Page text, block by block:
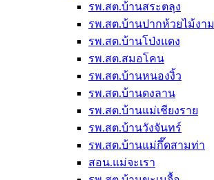
รพ.สต.บ้านสระตลุง
รพ.สต.บ้านปากห้วยไม้งาม
รพ.สต.บ้านโป่งแดง
รพ.สต.สมอโคน
รพ.สต.บ้านหนองงิ้ว
รพ.สต.บ้านดงลาน
รพ.สต.บ้านแม่เชียงราย
รพ.สต.บ้านวังจันทร์
รพ.สต.บ้านแม่กึ๊ดสามท่า
สอน.แม่จะเรา